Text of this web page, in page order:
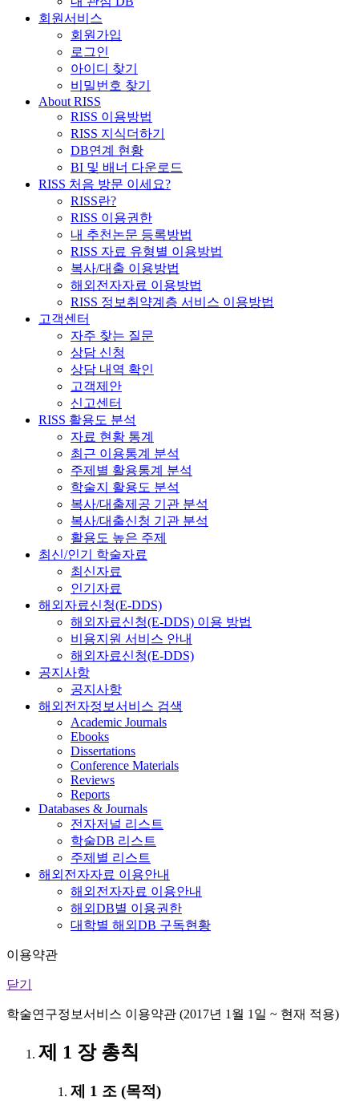
회원서비스
회원가입
로그인
아이디 찾기
비밀번호 찾기
About RISS
RISS 이용방법
RISS 지식더하기
DB연계 현황
BI 및 배너 다운로드
RISS 처음 방문 이세요?
RISS란?
RISS 이용권한
내 추천논문 등록방법
RISS 자료 유형별 이용방법
복사/대출 이용방법
해외전자자료 이용방법
RISS 정보취약계층 서비스 이용방법
고객센터
자주 찾는 질문
상담 신청
상담 내역 확인
고객제안
신고센터
RISS 활용도 분석
자료 현황 통계
최근 이용통계 분석
주제별 활용통계 분석
학술지 활용도 분석
복사/대출제공 기관 분석
복사/대출신청 기관 분석
활용도 높은 주제
최신/인기 학술자료
최신자료
인기자료
해외자료신청(E-DDS)
해외자료신청(E-DDS) 이용 방법
비용지원 서비스 안내
해외자료신청(E-DDS)
공지사항
공지사항
해외전자정보서비스 검색
Academic Journals
Ebooks
Dissertations
Conference Materials
Reviews
Reports
Databases & Journals
전자저널 리스트
학술DB 리스트
주제별 리스트
해외전자자료 이용안내
해외전자자료 이용안내
해외DB별 이용권한
대학별 해외DB 구독현황
이용약관
닫기
학술연구정보서비스 이용약관 (2017년 1월 1일 ~ 현재 적용)
제 1 장 총칙
제 1 조 (목적)